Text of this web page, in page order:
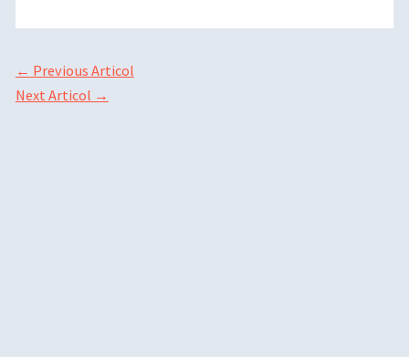
← Previous Articol
Next Articol →